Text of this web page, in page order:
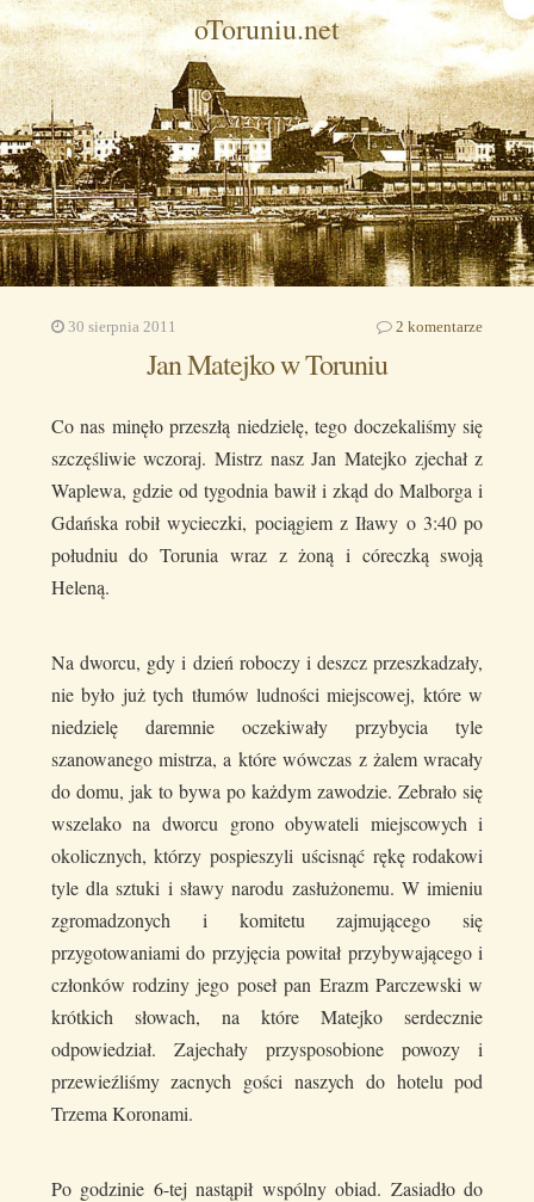
oToruniu.net
30 sierpnia 2011 2 komentarze
Jan Matejko w Toruniu
Co nas minęło przeszłą niedzielę, tego doczekaliśmy się
szczęśliwie wczoraj. Mistrz nasz Jan Matejko zjechał z
Waplewa, gdzie od tygodnia bawił i zkąd do Malborga i
Gdańska robił wycieczki, pociągiem z Iławy o 3:40 po
południu do Torunia wraz z żoną i córeczką swoją
Heleną.
Na dworcu, gdy i dzień roboczy i deszcz przeszkadzały,
nie było już tych tłumów ludności miejscowej, które w
niedzielę daremnie oczekiwały przybycia tyle
szanowanego mistrza, a które wówczas z żalem wracały
do domu, jak to bywa po każdym zawodzie. Zebrało się
wszelako na dworcu grono obywateli miejscowych i
okolicznych, którzy pospieszyli uścisnąć rękę rodakowi
tyle dla sztuki i sławy narodu zasłużonemu. W imieniu
zgromadzonych i komitetu zajmującego się
przygotowaniami do przyjęcia powitał przybywającego i
członków rodziny jego poseł pan Erazm Parczewski w
krótkich słowach, na które Matejko serdecznie
odpowiedział. Zajechały przysposobione powozy i
przewieźliśmy zacnych gości naszych do hotelu pod
Trzema Koronami.
Po godzinie 6-tej nastąpił wspólny obiad. Zasiadło do